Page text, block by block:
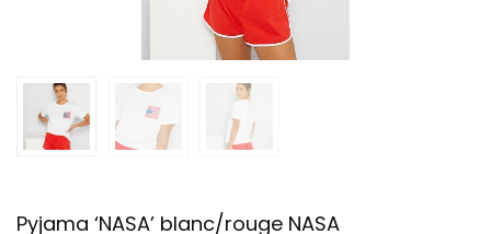
Pyjama ‘NASA’ blanc/rouge NASA